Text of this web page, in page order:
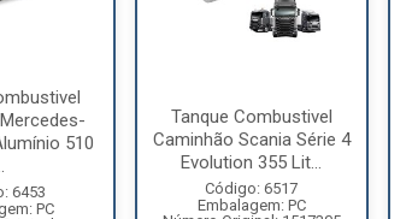
510
6453
PC
Tanque Combustivel
Caminhão Scania Série 4
Evolution 355 Lit...
Código: 6517
Embalagem: PC